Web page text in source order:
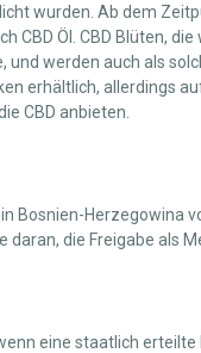
wurden. Ab dem
CBD Öl. CBD Blüten,
werden auch als
erhältlich, allerdings
CBD anbieten.
Bosnien-Herzegowina
die Freigabe als
eine staatlich